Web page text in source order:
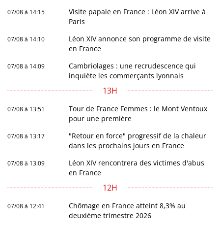
07/08 à 14:15
Visite papale en France : Léon XIV arrive à
Paris
07/08 à 14:10
Léon XIV annonce son programme de visite
en France
07/08 à 14:09
Cambriolages : une recrudescence qui
inquiète les commerçants lyonnais
13H
07/08 à 13:51
Tour de France Femmes : le Mont Ventoux
pour une première
07/08 à 13:17
"Retour en force" progressif de la chaleur
dans les prochains jours en France
07/08 à 13:09
Léon XIV rencontrera des victimes d'abus
en France
12H
07/08 à 12:41
Chômage en France atteint 8,3% au
deuxième trimestre 2026